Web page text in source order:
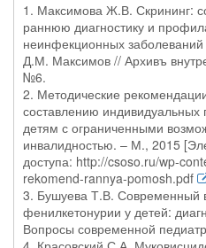
1. Максимова Ж.В. Скрининг:
раннюю диагностику и
неинфекционных
Д.М. Максимов // Архивъ
№6.
2. Методические
составлению
детям с ограниченными
инвалидностью. – М., 2015
доступа: http://csoso.ru/wp-
rekomend-rannya-pomosh.pdf
3. Бушуева Т.В. Современный
фенилкетонурии у детей:
Вопросы современной